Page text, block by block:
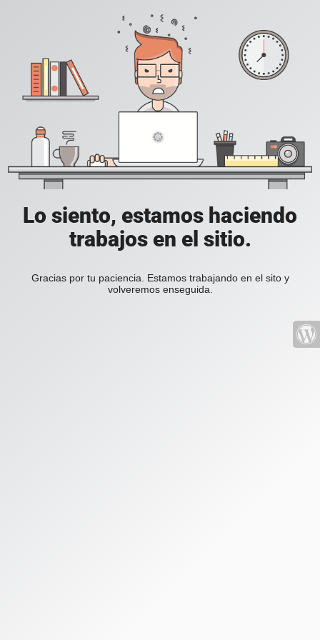
Lo siento, estamos haciendo
trabajos en el sitio.
Gracias por tu paciencia. Estamos trabajando en el sito y
volveremos enseguida.